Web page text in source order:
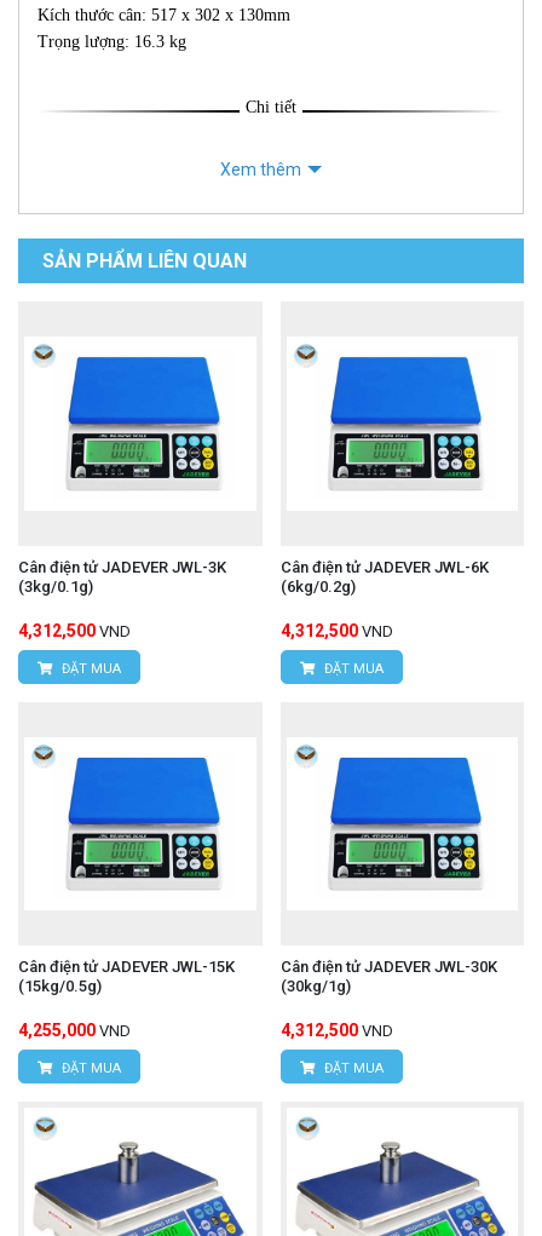
Kích thước cân: 517 x 302 x 130mm
Trọng lượng: 16.3 kg
Chi tiết
Xem thêm
SẢN PHẨM LIÊN QUAN
Cân điện tử JADEVER JWL-3K
(3kg/0.1g)
4,312,500 VND
ĐẶT MUA
Cân điện tử JADEVER JWL-6K
(6kg/0.2g)
4,312,500 VND
ĐẶT MUA
Cân điện tử JADEVER JWL-15K
(15kg/0.5g)
4,255,000 VND
ĐẶT MUA
Cân điện tử JADEVER JWL-30K
(30kg/1g)
4,312,500 VND
ĐẶT MUA